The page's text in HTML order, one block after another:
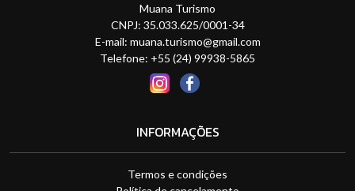
Muana Turismo
CNPJ: 35.033.625/0001-34
E-mail: muana.turismo@gmail.com
Telefone: +55 (24) 99938-5865
INFORMAÇÕES
Termos e condições